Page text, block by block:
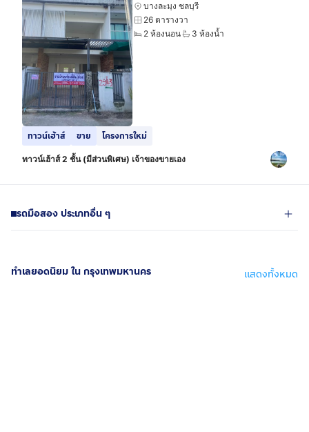
บางละมุง ชลบุรี
26 ตารางวา
2 ห้องนอน
3 ห้องน้ำ
ทาวน์เฮ้าส์ ขาย โครงการใหม่
ทาวน์เฮ้าส์ 2 ชั้น (มีส่วนพิเศษ) เจ้าของขายเอง
รถมือสอง ประเภทอื่น ๆ
ทำเลยอดนิยม ใน กรุงเทพมหานคร แสดงทั้งหมด